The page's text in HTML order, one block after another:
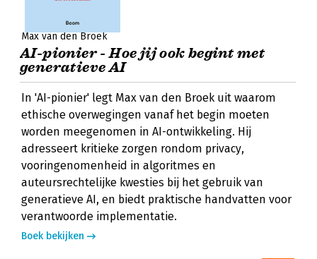
Max van den Broek
AI-pionier - Hoe jij ook begint met
generatieve AI
In 'AI-pionier' legt Max van den Broek uit waarom
ethische overwegingen vanaf het begin moeten
worden meegenomen in AI-ontwikkeling. Hij
adresseert kritieke zorgen rondom privacy,
vooringenomenheid in algoritmes en
auteursrechtelijke kwesties bij het gebruik van
generatieve AI, en biedt praktische handvatten voor
verantwoorde implementatie.
Boek bekijken